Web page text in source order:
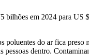
em 2024 para US
do ar fica preso
dentro.